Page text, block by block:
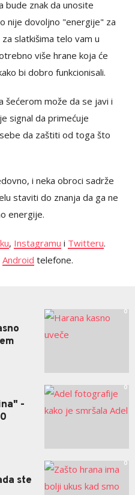
bude znak da unosite
nije dovoljno "energije" za
slatkišima telo vam u
više hrane koja će
bi dobro funkcionisali.
šećerom može da se javi i
signal da primećuje
da zaštiti od toga što
i neka obroci sadrže
staviti do znanja da ga ne
energije.
, Instagramu i Twitteru.
Android telefone.
0
-
0
ste
0